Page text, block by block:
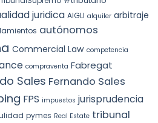
juridica AIGLI alquiler arbitraje
autónomos
Commercial Law competencia
compraventa Fabregat
Sales Fernando Sales
FPS impuestos jurisprudencia
pymes Real Estate tribunal